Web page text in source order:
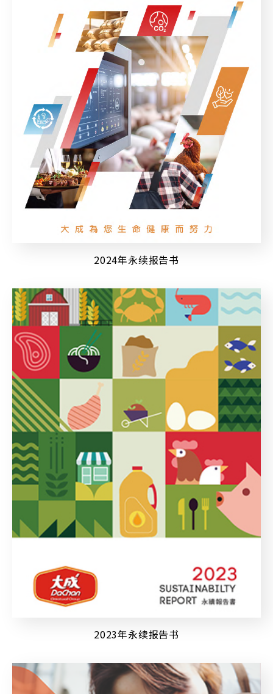
2024年永续报告书
2023年永续报告书